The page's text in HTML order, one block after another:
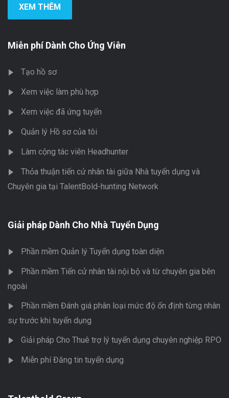
XEM THÊM
Miễn phí Dành Cho Ứng Viên
Tạo hồ sơ
Xem việc làm phù hợp
Xem việc đã ứng tuyển
Quản lý Hồ sơ của tôi
Làm cộng tác viên Headhunter
Thỏa thuận tiến cử nhân tài giữa Nhà tuyển dụng và
Chuyên gia tại TalentBold-hunting Network
Giải pháp Dành Cho Nhà Tuyển Dụng
Phần mềm Quản lý Tuyển dụng toàn diện
Phần mềm Tiến cử nhân tài nội bộ và từ chuyên gia bên
ngoài
Phần mềm Đánh giá phân loại mức độ ổn định từng nhân
sự trước khi tuyển dụng
Giải pháp Cho Thuê trợ lý tuyển dụng chuyên nghiệp RPO
Miễn phí Đăng tin tuyển dụng